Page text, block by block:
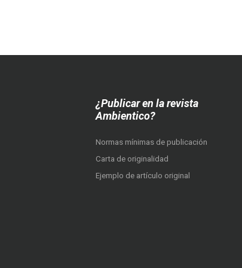
¿Publicar en la revista
Ambientico?
Normas mínimas de publicación
Carta de originalidad
Ejemplo de artículo original